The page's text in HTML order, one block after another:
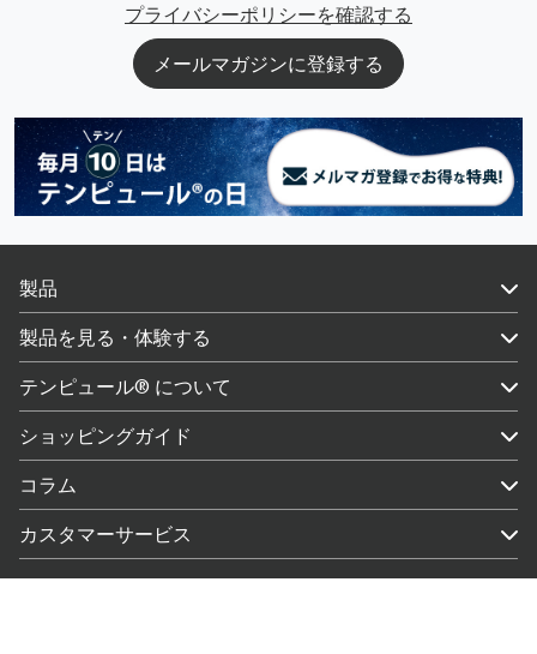
プライバシーポリシーを確認する
メールマガジンに登録する
製品
製品を見る・体験する
テンピュール® について
ショッピングガイド
コラム
カスタマーサービス